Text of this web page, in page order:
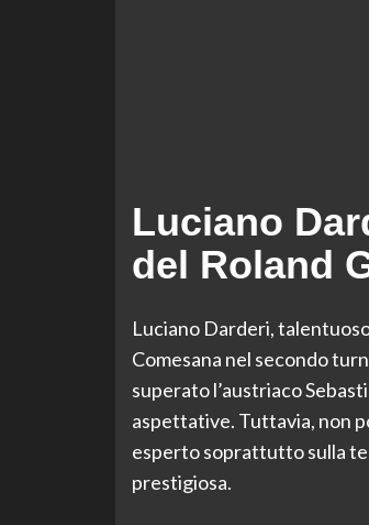
Luciano
del Roland
Luciano Darderi,
Comesana nel secondo
superato l’austriaco
aspettative. Tuttavia, non
esperto soprattutto sulla
prestigiosa.